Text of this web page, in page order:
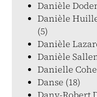
Danièle
Danièle
(5)
Danièle
Danièle
Danielle
Danse (18)